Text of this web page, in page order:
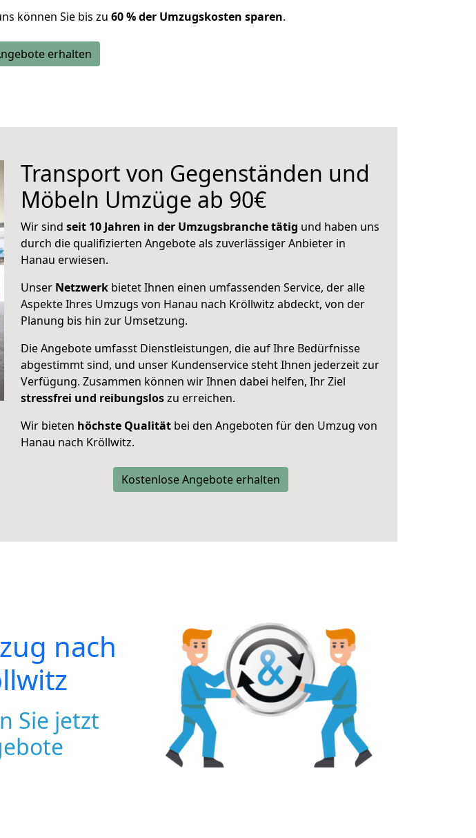
können Sie bis zu 60 % der Umzugskosten sparen.
erhalten
Transport von Gegenständen und
Möbeln Umzüge ab 90€
Wir sind seit 10 Jahren in der Umzugsbranche tätig und haben uns
durch die qualifizierten Angebote als zuverlässiger Anbieter in
Hanau erwiesen.
Unser Netzwerk bietet Ihnen einen umfassenden Service, der alle
Aspekte Ihres Umzugs von Hanau nach Kröllwitz abdeckt, von der
Planung bis hin zur Umsetzung.
Die Angebote umfasst Dienstleistungen, die auf Ihre Bedürfnisse
abgestimmt sind, und unser Kundenservice steht Ihnen jederzeit zur
Verfügung. Zusammen können wir Ihnen dabei helfen, Ihr Ziel
stressfrei und reibungsloszu erreichen.
Wir bieten höchste Qualität bei den Angeboten für den Umzug von
Hanau nach Kröllwitz.
Kostenlose Angebote erhalten
nach
Sie jetzt